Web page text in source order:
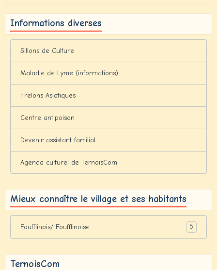
Informations diverses
Sillons de Culture
Maladie de Lyme (informations)
Frelons Asiatiques
Centre antipoison
Devenir assistant familial
Agenda culturel de TernoisCom
Mieux connaître le village et ses habitants
Foufflinois/ Foufflinoise 5
TernoisCom